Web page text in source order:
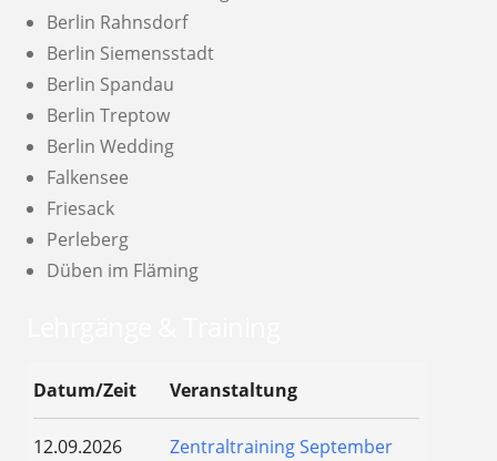
Berlin Rahnsdorf
Berlin Siemensstadt
Berlin Spandau
Berlin Treptow
Berlin Wedding
Falkensee
Friesack
Perleberg
Düben im Fläming
Datum/Zeit Veranstaltung
12.09.2026
Zentraltraining September